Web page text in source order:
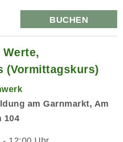
BUCHEN
(Vormittagskurs)
am Garnmarkt, Am
104